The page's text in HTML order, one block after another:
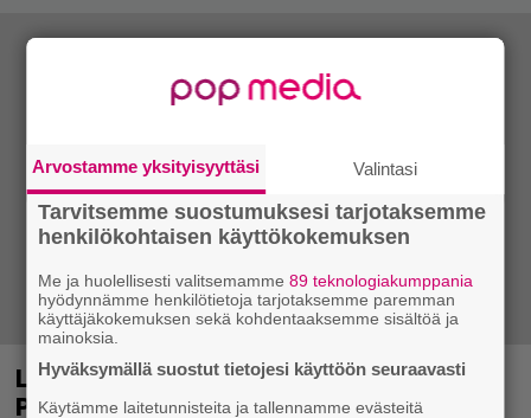
Laittomasta graffitista kiinni jäänyt
Paavo Arhinmäki jälleen spraypullo
Arvostamme yksityisyyttäsi Valintasi
Tarvitsemme suostumuksesi tarjotaksemme
henkilökohtaisen käyttökokemuksen
Me ja huolellisesti valitsemamme89 teknologiakumppania
hyödynnämme henkilötietoja tarjotaksemme paremman
käyttäjäkokemuksen sekä kohdentaaksemme sisältöä ja
mainoksia.
Hyväksymällä suostut tietojesi käyttöön seuraavasti
Käytämme laitetunnisteita ja tallennamme evästeitä